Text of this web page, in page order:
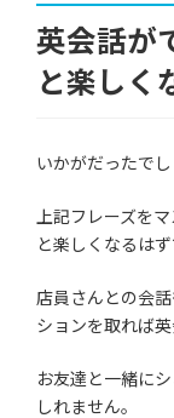
英会話が
と楽しく
いかがだったでし
上記フレーズを
と楽しくなるはず
店員さんとの会
ションを取れば英
お友達と一緒に
しれません。